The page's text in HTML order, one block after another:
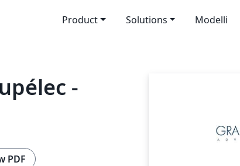
Product Solutions Modelli
-
PDF